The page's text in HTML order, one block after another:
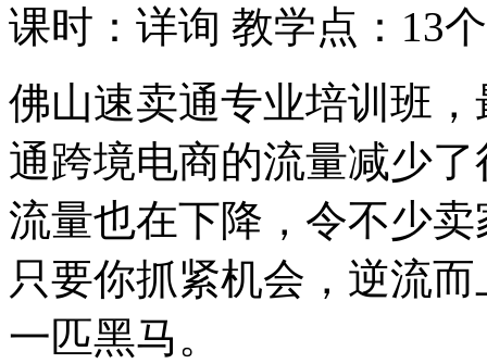
课时：详询 教学点：13个
佛山速卖通专业培训班
通跨境电商的流量减少
流量也在下降，令不少
只要你抓紧机会，逆流
一匹黑马。